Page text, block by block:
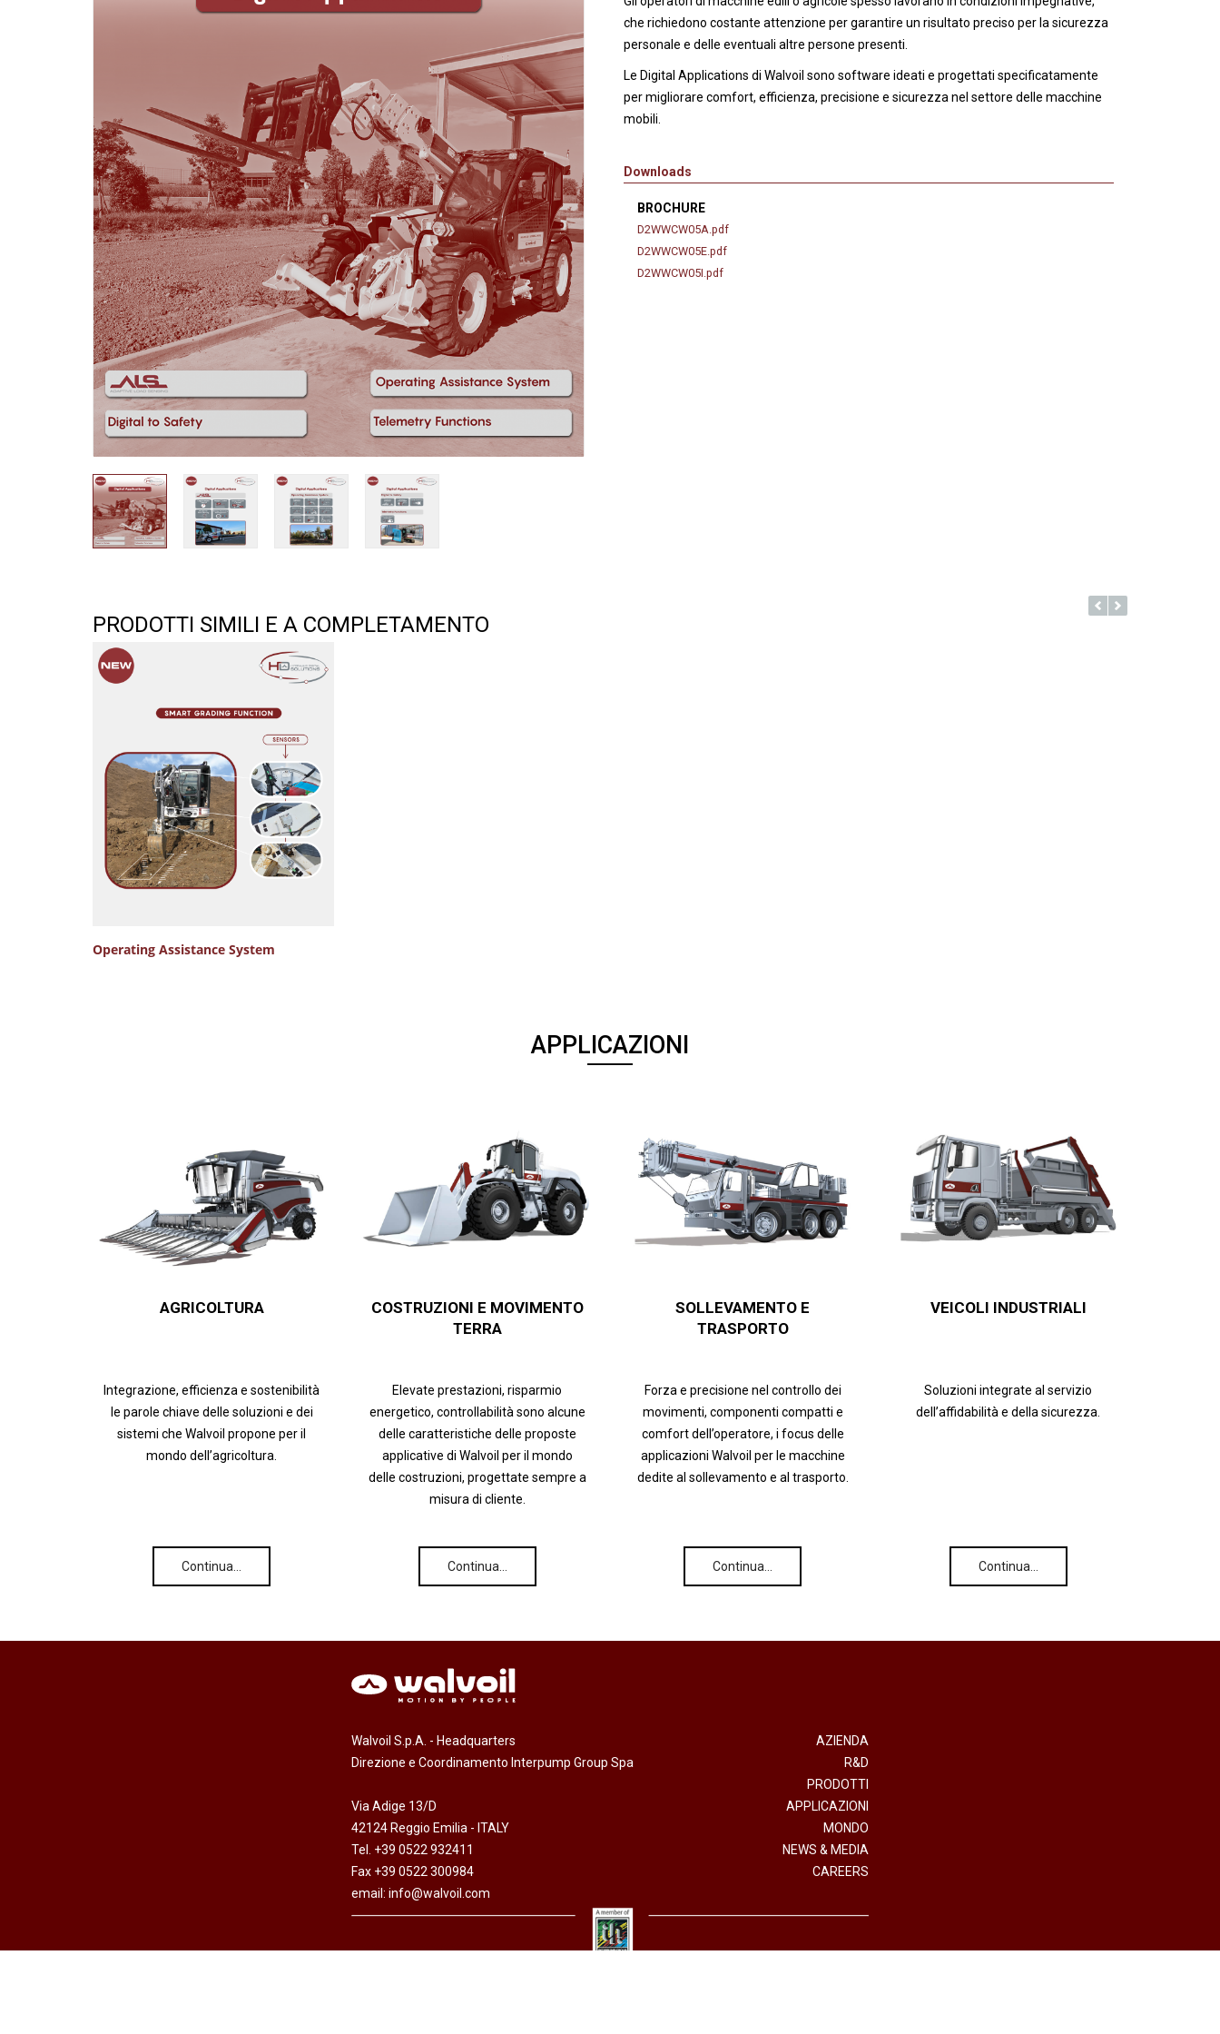
Motori ad ingranaggi in
Divisori di flusso
Servocomandi idraulici ed
Unità di alimentazione
Servocomandi pneumatici
Servocomandi meccanici a
cavo flessibile
Accessori
che richiedono costante attenzione per garantire un risultato preciso per la sicurezza
personale e delle eventuali altre persone presenti.
Le Digital Applications di Walvoil sono software ideati e progettati specificatamente
per migliorare comfort, efficienza, precisione e sicurezza nel settore delle macchine
mobili.
Downloads
BROCHURE
D2WWCW05A.pdf
D2WWCW05E.pdf
D2WWCW05I.pdf
PRODOTTI SIMILI E A COMPLETAMENTO
Operating Assistance System
APPLICAZIONI
AGRICOLTURA
Integrazione, efficienza e sostenibilità
le parole chiave delle soluzioni e dei
sistemi che Walvoil propone per il
mondo dell’agricoltura.
Continua…
COSTRUZIONI E MOVIMENTO
TERRA
Elevate prestazioni, risparmio
energetico, controllabilità sono alcune
delle caratteristiche delle proposte
applicative di Walvoil per il mondo
delle costruzioni, progettate sempre a
misura di cliente.
Continua…
SOLLEVAMENTO E
TRASPORTO
Forza e precisione nel controllo dei
movimenti, componenti compatti e
comfort dell’operatore, i focus delle
applicazioni Walvoil per le macchine
dedite al sollevamento e al trasporto.
Continua…
VEICOLI INDUSTRIALI
Soluzioni integrate al servizio
dell’affidabilità e della sicurezza.
Continua…
Walvoil S.p.A. - Headquarters
Direzione e Coordinamento Interpump Group Spa
Via Adige 13/D
42124 Reggio Emilia - ITALY
Tel. +39 0522 932411
Fax +39 0522 300984
email: info@walvoil.com
AZIENDA
R&D
PRODOTTI
APPLICAZIONI
MONDO
NEWS & MEDIA
CAREERS